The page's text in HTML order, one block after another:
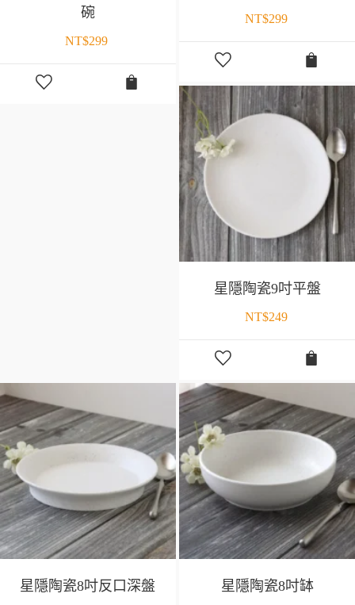
碗
NT$299
NT$299
星隱陶瓷9吋平盤
NT$249
星隱陶瓷8吋反口深盤 星隱陶瓷8吋缽